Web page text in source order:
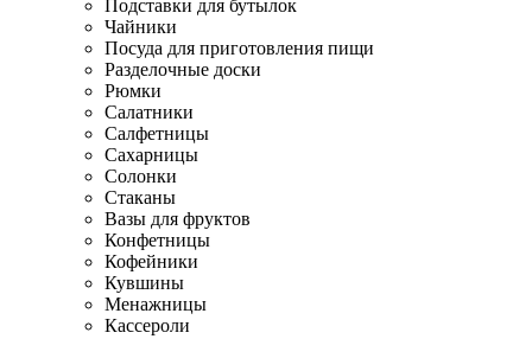
Подставки для бутылок
Чайники
Посуда для приготовления пищи
Разделочные доски
Рюмки
Салатники
Салфетницы
Сахарницы
Солонки
Стаканы
Вазы для фруктов
Конфетницы
Кофейники
Кувшины
Менажницы
Кассероли